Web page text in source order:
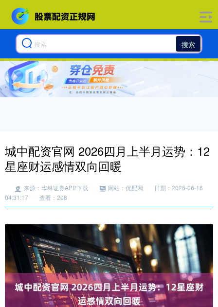
搜索
城中配资官网 2026四月上半月运势：12
星座财运感情双向回暖
来源：华林证券APP下载 网站：优配网
日期：2026-06-16
04:31:17
查看：208